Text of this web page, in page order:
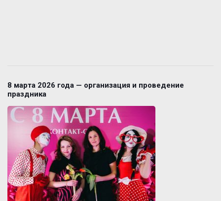
8 марта 2026 года — организация и проведение
праздника